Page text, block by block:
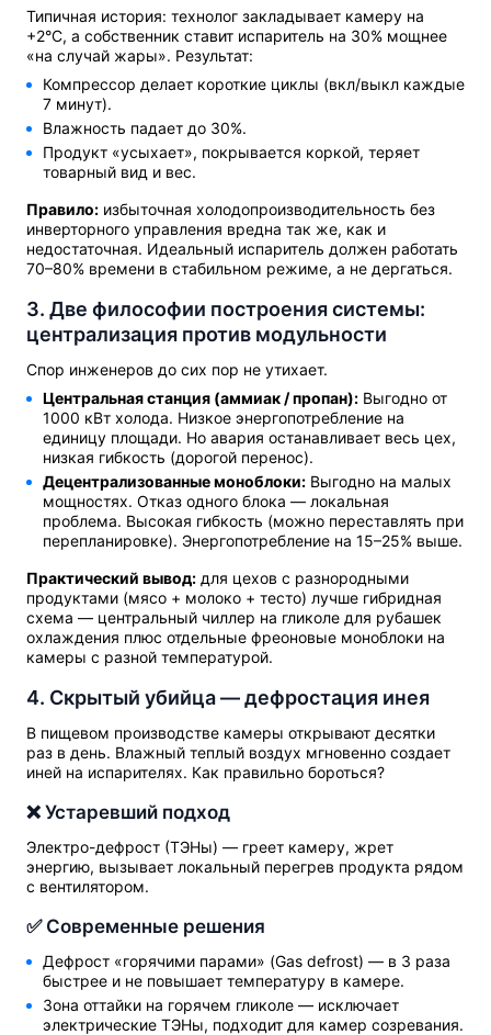
Типичная история: технолог закладывает камеру на
+2°C, а собственник ставит испаритель на 30% мощнее
«на случай жары». Результат:
Компрессор делает короткие циклы (вкл/выкл каждые
7 минут).
Влажность падает до 30%.
Продукт «усыхает», покрывается коркой, теряет
товарный вид и вес.
Правило: избыточная холодопроизводительность без
инверторного управления вредна так же, как и
недостаточная. Идеальный испаритель должен работать
70–80% времени в стабильном режиме, а не дергаться.
3. Две философии построения системы:
централизация против модульности
Спор инженеров до сих пор не утихает.
Центральная станция (аммиак / пропан): Выгодно от
1000 кВт холода. Низкое энергопотребление на
единицу площади. Но авария останавливает весь цех,
низкая гибкость (дорогой перенос).
Децентрализованные моноблоки: Выгодно на малых
мощностях. Отказ одного блока — локальная
проблема. Высокая гибкость (можно переставлять при
перепланировке). Энергопотребление на 15–25% выше.
Практический вывод: для цехов с разнородными
продуктами (мясо + молоко + тесто) лучше гибридная
схема — центральный чиллер на гликоле для рубашек
охлаждения плюс отдельные фреоновые моноблоки на
камеры с разной температурой.
4. Скрытый убийца — дефростация инея
В пищевом производстве камеры открывают десятки
раз в день. Влажный теплый воздух мгновенно создает
иней на испарителях. Как правильно бороться?
❌ Устаревший подход
Электро-дефрост (ТЭНы) — греет камеру, жрет
энергию, вызывает локальный перегрев продукта рядом
с вентилятором.
✅ Современные решения
Дефрост «горячими парами» (Gas defrost) — в 3 раза
быстрее и не повышает температуру в камере.
Зона оттайки на горячем гликоле — исключает
электрические ТЭНы, подходит для камер созревания.